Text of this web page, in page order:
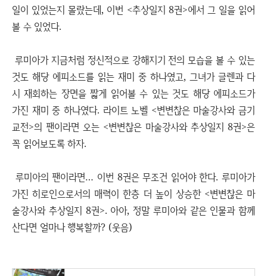
일이 있었는지 몰랐는데, 이번 <추상일지 8권>에서 그 일을 읽어
볼 수 있었다.
루미아가 지금처럼 정신적으로 강해지기 전의 모습을 볼 수 있는
것도 해당 에피소드를 읽는 재미 중 하나였고, 그녀가 글렌과 다
시 재회하는 장면을 짧게 읽어볼 수 있는 것도 해당 에피소드가
가진 재미 중 하나였다. 라이트 노벨 <변변찮은 마술강사와 금기
교전>의 팬이라면 오는 <변변찮은 마술강사와 추상일지 8권>은
꼭 읽어보도록 하자.
루미아의 팬이라면… 이번 8권은 무조건 읽어야 한다. 루미아가
가진 히로인으로서의 매력이 한층 더 높이 상승한 <변변찮은 마
술강사와 추상일지 8권>. 아아, 정말 루미아와 같은 인물과 함께
산다면 얼마나 행복할까? (웃음)